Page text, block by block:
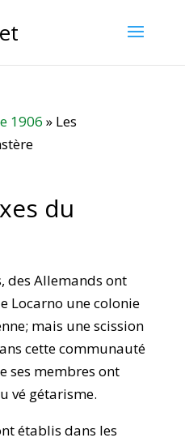
1906 » Les
du
des Allemands ont
Locarno une colonie
mais une scission
cette communauté
ses membres ont
vé gétarisme.
établis dans les